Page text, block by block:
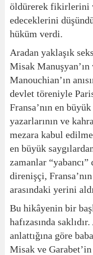
öldürerek fikirlerini
edeceklerini
hüküm verdi.
Aradan yaklaşık
Misak
Manouchian’ın
devlet töreniyle
Fransa’nın en
yazarlarının ve
mezara kabul
en büyük
zamanlar
direnişçi,
arasındaki yerini
Bu hikâyenin bir
hafızasında
anlattığına göre
Misak ve